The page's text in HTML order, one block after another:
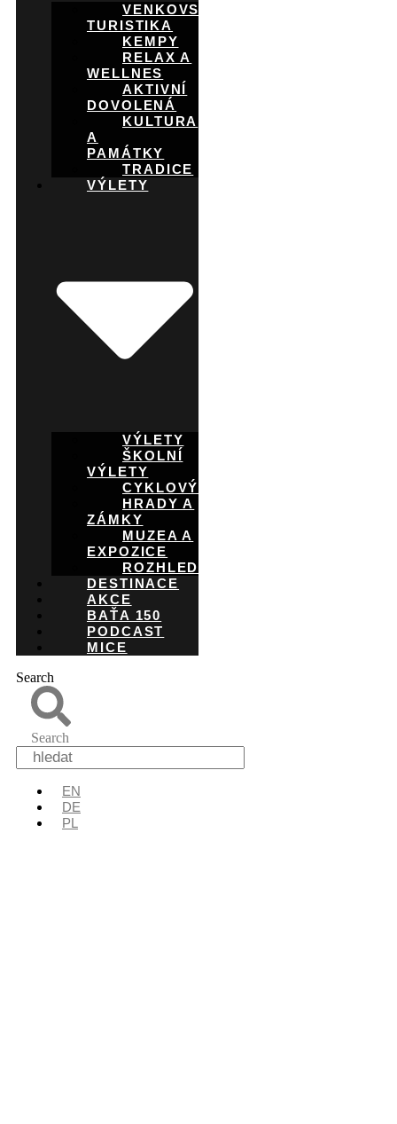
VENKOVSKÁ
TURISTIKA
KEMPY
RELAX A
WELLNES
AKTIVNÍ
DOVOLENÁ
KULTURA
A
PAMÁTKY
TRADICE
VÝLETY
VÝLETY
ŠKOLNÍ
VÝLETY
CYKLOVÝLETY
HRADY A
ZÁMKY
MUZEA A
EXPOZICE
ROZHLEDNY
DESTINACE
AKCE
BAŤA 150
PODCAST
MICE
Search
Search
EN
DE
PL